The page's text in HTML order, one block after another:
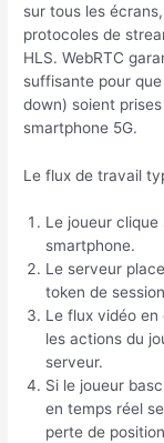
sur tous les
protocoles de
HLS. WebRTC
suffisante pour
down) soient
smartphone 5G.
Le flux de travail
Le joueur clique
smartphone.
Le serveur
token de
Le flux vidéo en
les actions du
serveur.
Si le joueur
en temps réel
perte de